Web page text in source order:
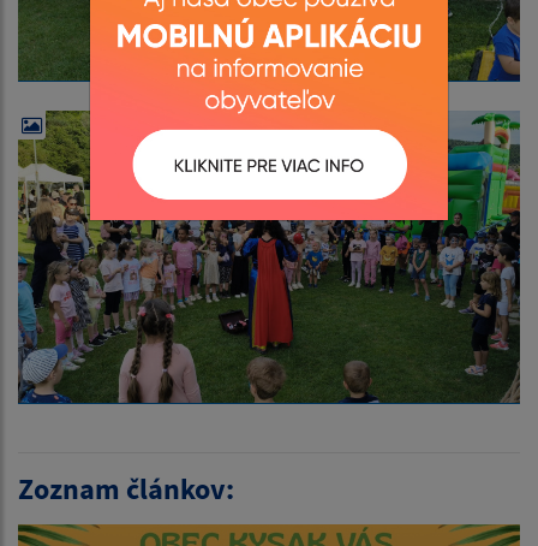
Zoznam článkov: